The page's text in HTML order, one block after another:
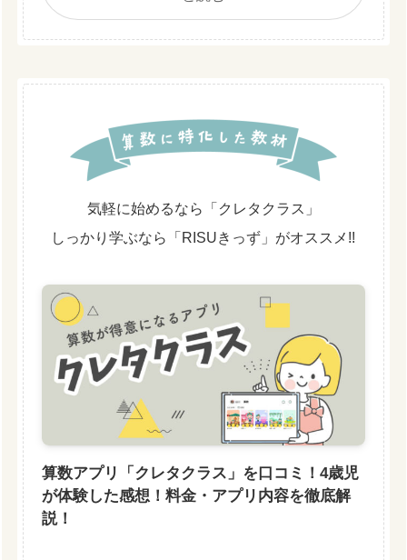
気軽に始めるなら「クレタクラス」
しっかり学ぶなら「RISUきっず」がオススメ!!
算数アプリ「クレタクラス」を口コミ！4歳児
が体験した感想！料金・アプリ内容を徹底解
説！